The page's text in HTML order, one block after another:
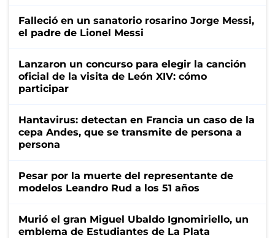
Falleció en un sanatorio rosarino Jorge Messi,
el padre de Lionel Messi
Lanzaron un concurso para elegir la canción
oficial de la visita de León XIV: cómo
participar
Hantavirus: detectan en Francia un caso de la
cepa Andes, que se transmite de persona a
persona
Pesar por la muerte del representante de
modelos Leandro Rud a los 51 años
Murió el gran Miguel Ubaldo Ignomiriello, un
emblema de Estudiantes de La Plata